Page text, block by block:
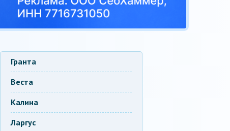
Гранта
Веста
Калина
Ларгус